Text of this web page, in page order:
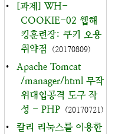
•
[과제] WH-
COOKIE-02 웹해
킹훈련장: 쿠키 오용
취약점
(20170809)
•
Apache Tomcat
/manager/html 무작
위대입공격 도구 작
성 - PHP (20170721)
•
칼리 리눅스를 이용한